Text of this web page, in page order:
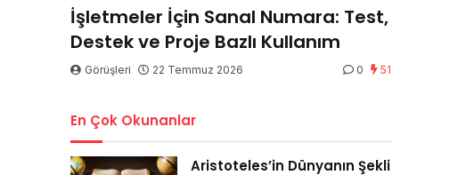
İşletmeler İçin Sanal Numara: Test,
Destek ve Proje Bazlı Kullanım
Görüşleri 22 Temmuz 2026 0 51
En Çok Okunanlar
Aristoteles’in Dünyanın Şekli